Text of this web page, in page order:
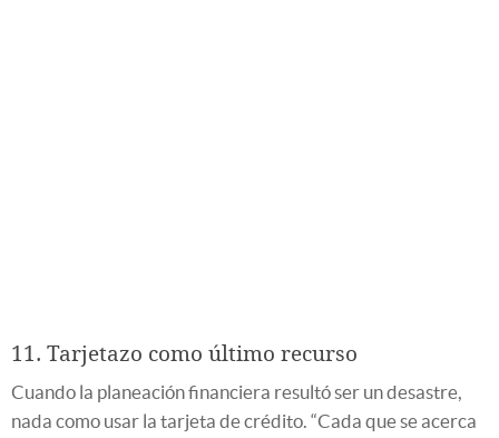
11. Tarjetazo como último recurso
Cuando la planeación financiera resultó ser un desastre,
nada como usar la tarjeta de crédito. “Cada que se acerca